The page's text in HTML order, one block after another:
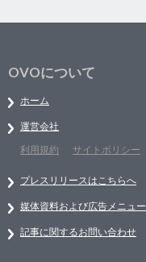
OVOについて
ホーム
運営会社
利用規約
サイトポリシー
プレスリリースはこちらへ
媒体資料および広告メニュー
記事に関するお問い合わせ